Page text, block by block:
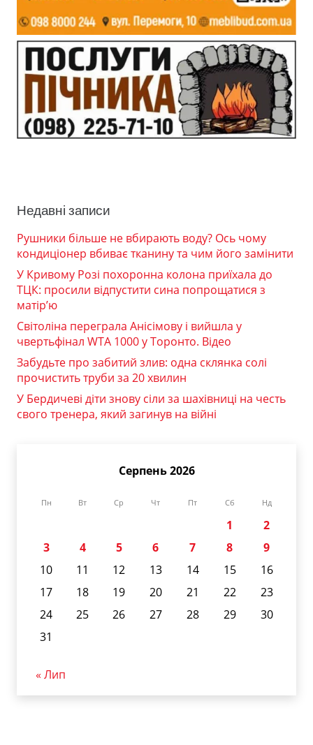
Недавні записи
Рушники більше не вбирають воду? Ось чому
кондиціонер вбиває тканину та чим його замінити
У Кривому Розі похоронна колона приїхала до
ТЦК: просили відпустити сина попрощатися з
матір’ю
Світоліна переграла Анісімову і вийшла у
чвертьфінал WTA 1000 у Торонто. Відео
Забудьте про забитий злив: одна склянка солі
прочистить труби за 20 хвилин
У Бердичеві діти знову сіли за шахівниці на честь
свого тренера, який загинув на війні
Серпень 2026
Пн Вт Ср Чт Пт Сб Нд
1
2
3
4 5 6 7 8
9
10
11 12 13 14 15
16
17
18 19 20 21 22
23
24
25 26 27 28 29
30
31
« Лип